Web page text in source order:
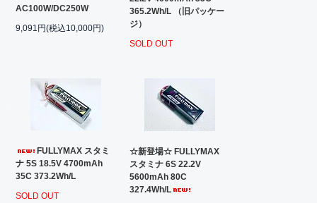
AC100W/DC250W
9,091円(税込10,000円)
365.2Wh/L （旧パッケー
ジ）
SOLD OUT
FULLYMAX スタミ
ナ 5S 18.5V 4700mAh
35C 373.2Wh/L
SOLD OUT
☆新登場☆ FULLYMAX
スタミナ 6S 22.2V
5600mAh 80C
327.4Wh/L